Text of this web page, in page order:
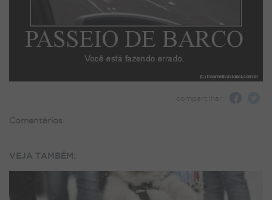
compartilhar:
Comentários
VEJA TAMBÉM: